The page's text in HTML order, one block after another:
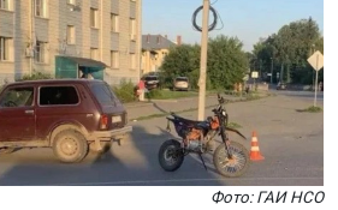
Фото: ГАИ НСО